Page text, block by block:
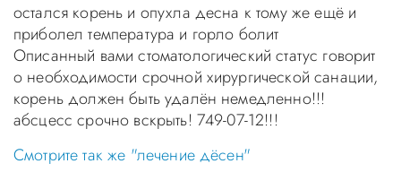
остался корень и опухла десна к тому же ещё и
приболел температура и горло болит
Описанный вами стоматологический статус говорит
о необходимости срочной хирургической санации,
корень должен быть удалён немедленно!!!
абсцесс срочно вскрыть! 749-07-12!!!
Смотрите так же "лечение дёсен"